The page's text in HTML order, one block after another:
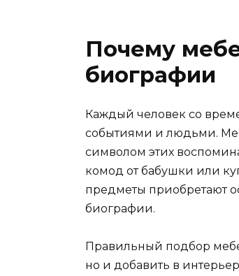
Почему
биографии
Каждый человек со
событиями и людьми.
символом этих
комод от бабушки или
предметы приобретают
биографии.
Правильный подбор
но и добавить в